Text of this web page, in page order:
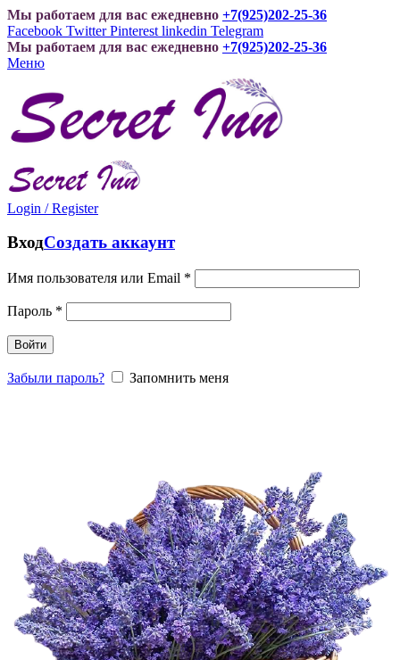
Мы работаем для вас ежедневно +7(925)202-25-36
Facebook Twitter Pinterest linkedin Telegram
Мы работаем для вас ежедневно +7(925)202-25-36
Меню
Login / Register
ВходСоздать аккаунт
Имя пользователя или Email *
Пароль *
Войти
Забыли пароль? Запомнить меня